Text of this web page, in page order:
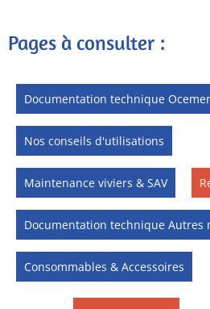
Pages à consulter :
Documentation technique Ocemer
Nos conseils d'utilisations
Maintenance viviers & SAV
Documentation technique Autres
Consommables & Accessoires